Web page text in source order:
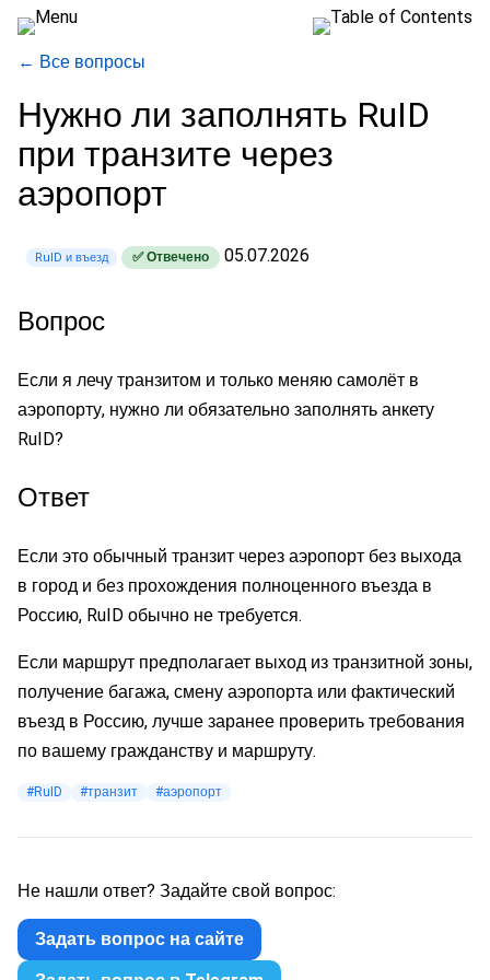
← Все вопросы
Нужно ли заполнять RuID
при транзите через
аэропорт
RuID и въезд ✅ Отвечено 05.07.2026
Вопрос
Если я лечу транзитом и только меняю самолёт в
аэропорту, нужно ли обязательно заполнять анкету
RuID?
Ответ
Если это обычный транзит через аэропорт без выхода
в город и без прохождения полноценного въезда в
Россию, RuID обычно не требуется.
Если маршрут предполагает выход из транзитной зоны,
получение багажа, смену аэропорта или фактический
въезд в Россию, лучше заранее проверить требования
по вашему гражданству и маршруту.
#RuID #транзит #аэропорт
Не нашли ответ? Задайте свой вопрос:
Задать вопрос на сайте